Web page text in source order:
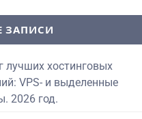
ЗАПИСИ
лучших хостинговых
VPS- и выделенные
2026 год.